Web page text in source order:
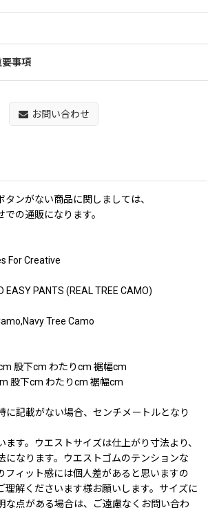
事項
お問い合わせ
タンがない商品に関しましては、
の通販になります。
For Creative
EASY PANTS (REAL TREE CAMO)
Tree Camo
股下cm わたりcm 裾幅cm
股下cm わたりcm 裾幅cm
に記載がない場合、センチメートルとなり
ます。ウエストサイズは仕上がり寸法より、
になります。ウエストゴムのテンションな
フィット感には個人差があると思いますの
理解くださいます様お願いします。サイズに
な点がある場合は、ご遠慮なくお問い合わ